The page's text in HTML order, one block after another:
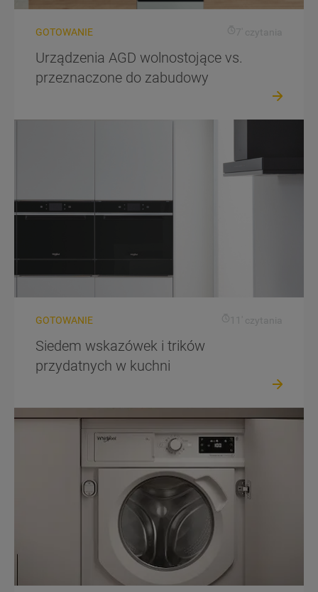
GOTOWANIE 7' czytania
Urządzenia AGD wolnostojące vs.
przeznaczone do zabudowy
GOTOWANIE 11' czytania
Siedem wskazówek i trików
przydatnych w kuchni